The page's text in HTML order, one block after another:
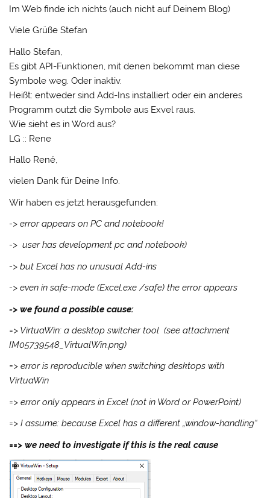
Im Web finde ich nichts (auch nicht auf Deinem Blog)
Viele Grüße Stefan
Hallo Stefan,
Es gibt API-Funktionen, mit denen bekommt man diese
Symbole weg. Oder inaktiv.
Heißt: entweder sind Add-Ins installiert oder ein anderes
Programm outzt die Symbole aus Exvel raus.
Wie sieht es in Word aus?
LG :: Rene
Hallo René,
vielen Dank für Deine Info.
Wir haben es jetzt herausgefunden:
-> error appears on PC and notebook!
-> user has development pc and notebook)
-> but Excel has no unusual Add-ins
-> even in safe-mode (Excel.exe /safe) the error appears
-> we found a possible cause:
=> VirtuaWin: a desktop switcher tool (see attachment
IM05739548_VirtualWin.png)
=> error is reproducible when switching desktops with
VirtuaWin
=> error only appears in Excel (not in Word or PowerPoint)
=> I assume: because Excel has a different „window-handling“
==> we need to investigate if this is the real cause